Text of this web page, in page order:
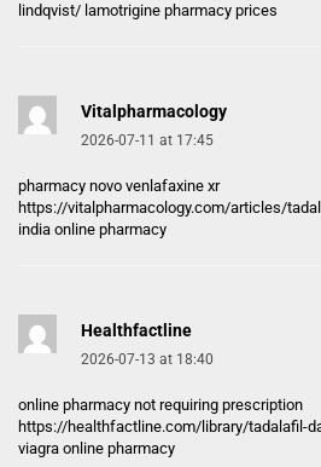
lindqvist/ lamotrigine pharmacy prices
Vitalpharmacology
2026-07-11 at 17:45
pharmacy novo venlafaxine xr
https://vitalpharmacology.com/articles/
india online pharmacy
Healthfactline
2026-07-13 at 18:40
online pharmacy not requiring prescription
https://healthfactline.com/library/tadalafil-
viagra online pharmacy